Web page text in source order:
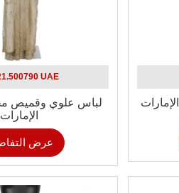
UAE
لباس علوي وقميص
الإمارات
عرض